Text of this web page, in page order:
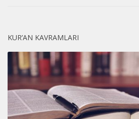
KUR’AN KAVRAMLARI